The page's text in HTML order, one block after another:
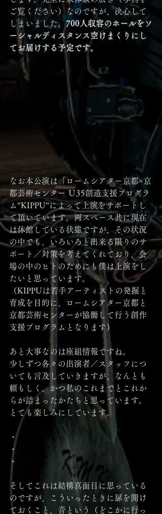
ご覧ください）なのですが、決心して
しまいました。700人収容のホールをソ
ーシャルディスタンス空けまくりにし
てお届けする予定です。
なお本公演は「ロームシアター京都×京
都芸術センター Ｕ35創造支援プログラ
ム”KIPPU”によって上演をサポートし
て頂いています。両スペース共に現在
は休館している状態ですが、その状況
の中でも、いろいろと出来る限りのサ
ポート／対策を考えてくれており、会
場の中のヒトのためにも僕は上演をし
たいと思っています。
（KIPPUは若手アーティストの発掘と
育成を目的に、ロームシアター京都と
京都芸術センターが協働して行う創作
支援プログラムとなります）
あと大事なのは座組情報ですね。
少しずつ各々の出演者／スタッフにつ
いても言及していきますが、なんとも
頼もしく、かつ私のこれまでとこれか
らが詰まったかたちと思っています。
とても楽しみにしています。
・
・
・
そしてこれは結構真面目に思っている
のですが、こういったときに扉を開け
ておくこと、音という（どこかに行っ